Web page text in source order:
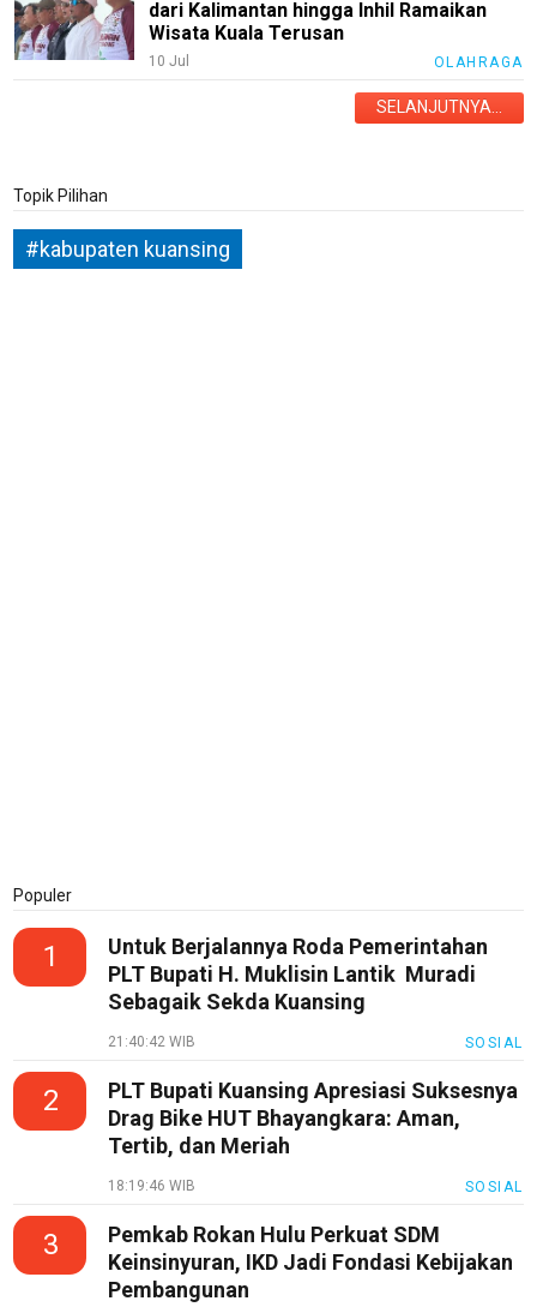
dari Kalimantan hingga Inhil Ramaikan
Wisata Kuala Terusan
10 Jul OLAHRAGA
SELANJUTNYA...
Topik Pilihan
#kabupaten kuansing
Populer
1
Untuk Berjalannya Roda Pemerintahan
PLT Bupati H. Muklisin Lantik Muradi
Sebagaik Sekda Kuansing
21:40:42 WIB SOSIAL
2
PLT Bupati Kuansing Apresiasi Suksesnya
Drag Bike HUT Bhayangkara: Aman,
Tertib, dan Meriah
18:19:46 WIB SOSIAL
3
Pemkab Rokan Hulu Perkuat SDM
Keinsinyuran, IKD Jadi Fondasi Kebijakan
Pembangunan
Tekno
Bisnis
Pedoman
Media
Siber
Redaksi